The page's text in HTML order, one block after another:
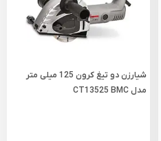
شیارزن دو تیغ کرون 125 میلی‌ متر
مدل CT13525 BMC